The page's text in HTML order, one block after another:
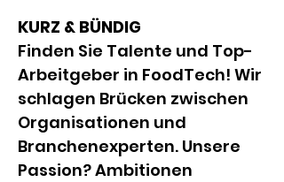
KURZ & BÜNDIG
Finden Sie Talente und Top-
Arbeitgeber in FoodTech! Wir
schlagen Brücken zwischen
Organisationen und
Branchenexperten. Unsere
Passion? Ambitionen